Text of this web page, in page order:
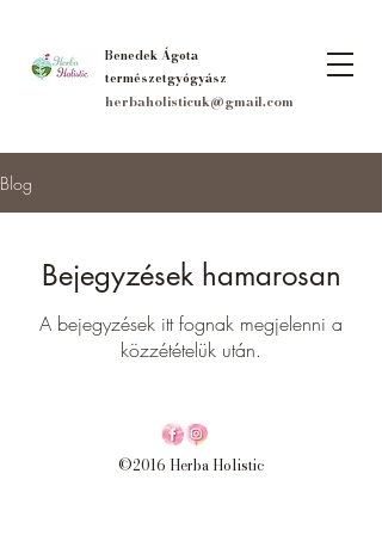
Benedek Ágota
természetgyógyász
herbaholisticuk@gmail.com
Blog
Bejegyzések hamarosan
A bejegyzések itt fognak megjelenni a
közzétételük után.
©2016 Herba Holistic